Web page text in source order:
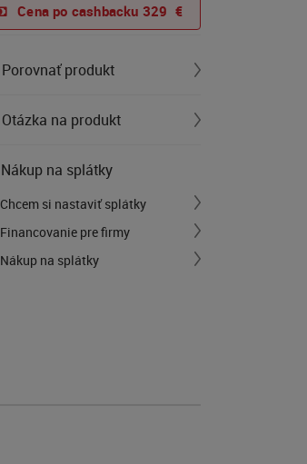
Cena po cashbacku 329  €
Porovnať produkt
Otázka na produkt
Nákup na splátky
Chcem si nastaviť splátky
Financovanie pre firmy
Nákup na splátky